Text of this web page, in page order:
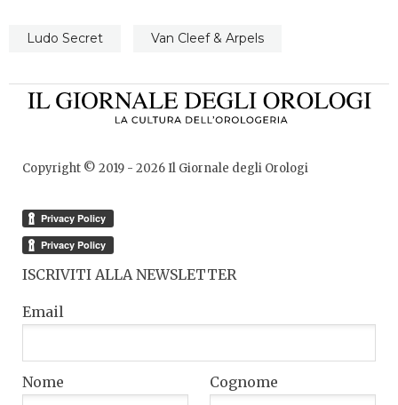
Ludo Secret Van Cleef & Arpels
Copyright © 2019 - 2026Il Giornale degli Orologi
ISCRIVITI ALLA NEWSLETTER
Email
Nome Cognome